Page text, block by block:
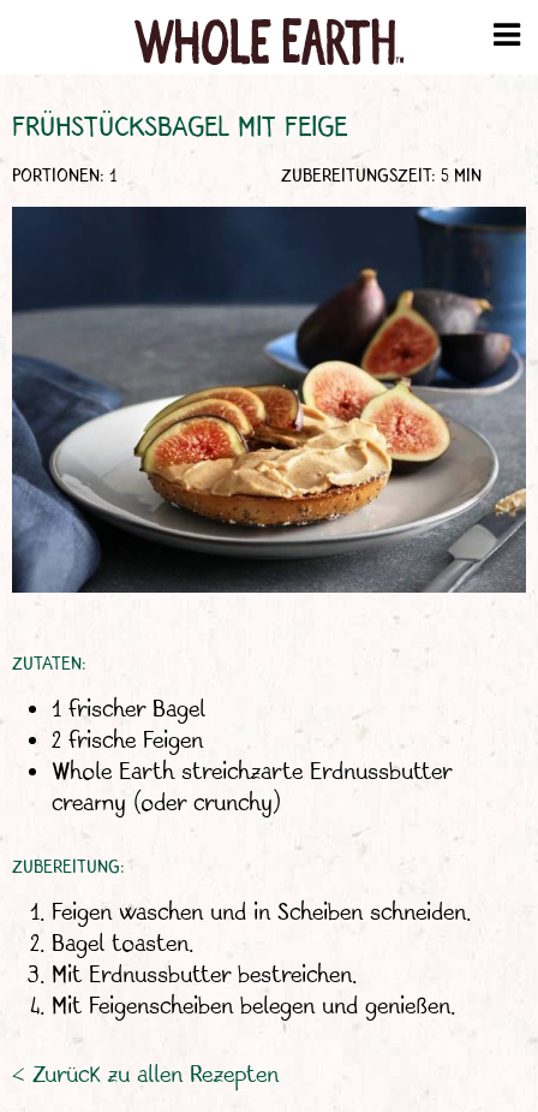
FRÜHSTÜCKSBAGEL MIT FEIGE
PORTIONEN: 1 ZUBEREITUNGSZEIT: 5 MIN
ZUTATEN:
1 frischer Bagel
2 frische Feigen
Whole Earth streichzarte Erdnussbutter
creamy (oder crunchy)
ZUBEREITUNG:
Feigen waschen und in Scheiben schneiden.
Bagel toasten.
Mit Erdnussbutter bestreichen.
Mit Feigenscheiben belegen und genießen.
< Zurück zu allen Rezepten